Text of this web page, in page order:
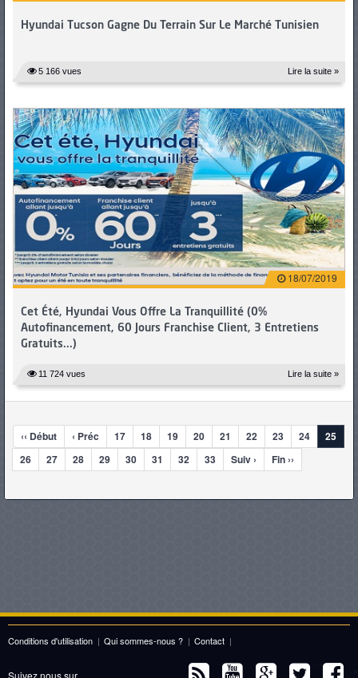
Hyundai Tucson Gagne Du Terrain Sur Le Marché Tunisien
5 166 vues Lire la suite »
18/07/2019
Cet Été, Hyundai Vous Offre La Tranquillité (0%
Autofinancement, 60 Jours Franchise Client, 3 Entretiens
Gratuits...)
11 724 vues Lire la suite »
‹‹ Début ‹ Préc 17 18 19 20 21 22 23 24
25
26
27 28 29 30 31 32 33 Suiv › Fin ››
Conditions d'utilisation | Qui sommes-nous ? | Contact |
Suivez nous sur